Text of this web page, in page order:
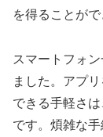
を得ることが
スマートフォ
ました。アプ
できる手軽さ
です。煩雑な